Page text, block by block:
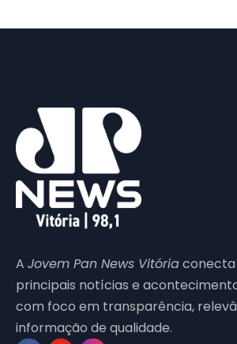
A Jovem Pan News Vitóriaconecta
principais notícias e
com foco em transparência,
informação de qualidade.